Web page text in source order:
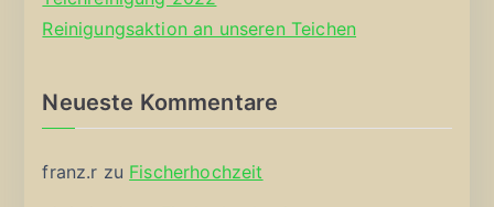
Reinigungsaktion an unseren Teichen
Neueste Kommentare
franz.r zu Fischerhochzeit